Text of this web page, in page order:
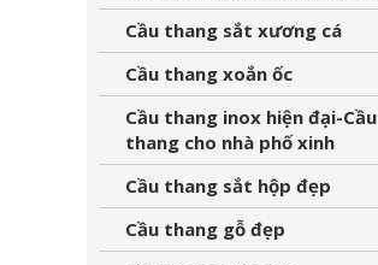
Cầu thang sắt xương cá
Cầu thang xoắn ốc
Cầu thang inox hiện đại-Cầu
thang cho nhà phố xinh
Cầu thang sắt hộp đẹp
Cầu thang gỗ đẹp